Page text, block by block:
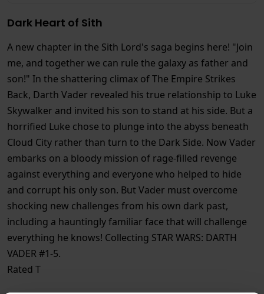
Dark Heart of Sith
A new chapter in the Sith Lord's saga begins here! "Join
me, and together we can rule the galaxy as father and
son!" In the shattering climax of The Empire Strikes
Back, Darth Vader revealed his true relationship to Luke
Skywalker and invited his son to stand at his side. But a
horrified Luke chose to plunge into the abyss beneath
Cloud City rather than turn to the Dark Side. Now Vader
embarks on a bloody mission of rage-filled revenge
against everything and everyone who helped to hide
and corrupt his only son. But Vader must overcome
shocking new challenges from his own dark past,
including a hauntingly familiar face that will challenge
everything he knows! Collecting STAR WARS: DARTH
VADER #1-5.
Rated T